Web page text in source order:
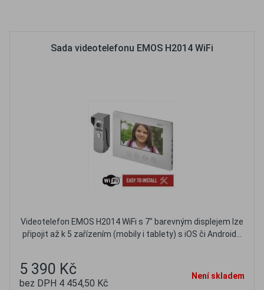
Sada videotelefonu EMOS H2014 WiFi
Videotelefon EMOS H2014 WiFi s 7" barevným displejem lze
připojit až k 5 zařízením (mobily i tablety) s iOS či Android...
5 390 Kč
bez DPH 4 454,50 Kč
Není skladem